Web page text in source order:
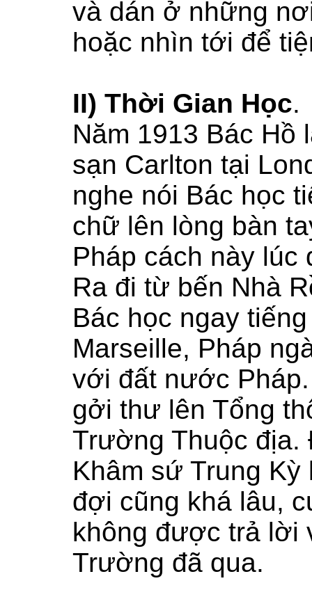
và dán ở những
hoặc nhìn tới để
II) Thời Gian Học.
Năm 1913 Bác Hồ
sạn Carlton tại
nghe nói Bác học
chữ lên lòng bàn
Pháp cách này lúc
Ra đi từ bến Nhà
Bác học ngay
Marseille, Pháp
với đất nước
gởi thư lên Tổng
Trường Thuộc
Khâm sứ Trung
đợi cũng khá lâu,
không được trả lời
Trường đã qua.